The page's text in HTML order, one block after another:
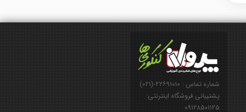
شماره تماس : ۲۲۶۹۱۰۱۰-(۰۲۱)
پشتیبانی فروشگاه اینترنتی:
۰۹۱۲۸۵۰۱۱۲۵